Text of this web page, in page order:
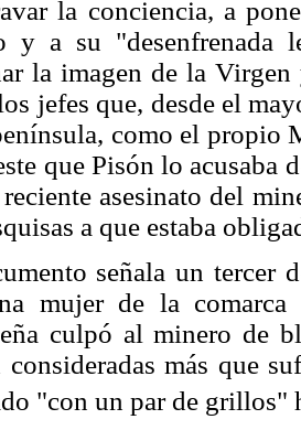
la conciencia, a
y a su "desenfrenada
la imagen de la
jefes que, desde el
como el propio
que Pisón lo acusaba
asesinato del
a que estaba
señala un tercer
mujer de la
culpó al minero de
consideradas más que
"con un par de grillos"